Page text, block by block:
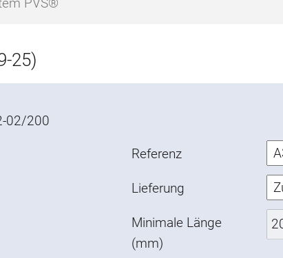
25)
02/200
Referenz
Lieferung
Minimale Länge
(mm)